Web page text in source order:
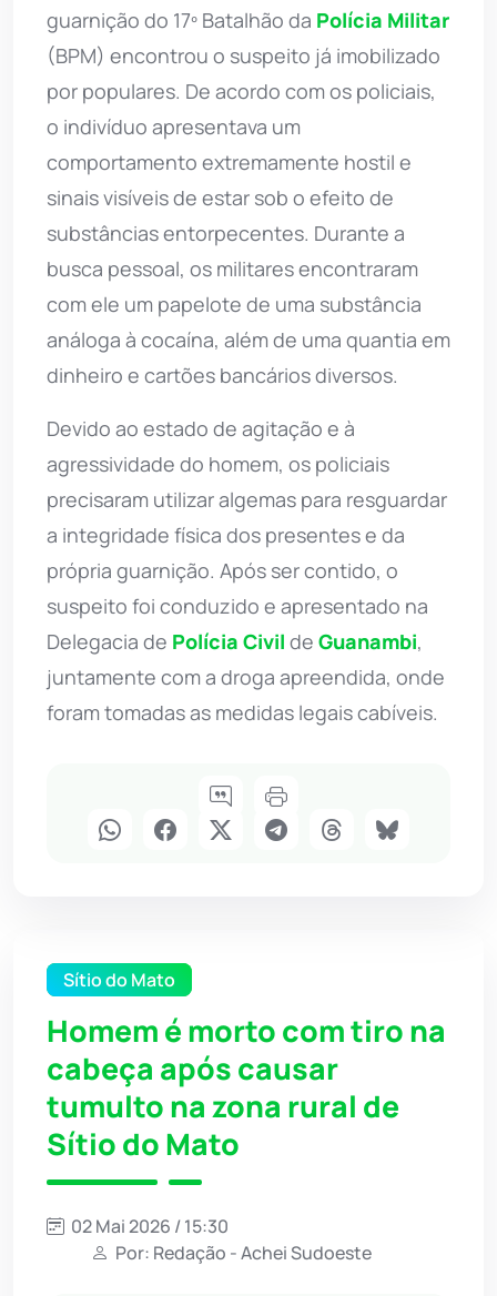
guarnição do 17º Batalhão da Polícia Militar
(BPM) encontrou o suspeito já imobilizado
por populares. De acordo com os policiais,
o indivíduo apresentava um
comportamento extremamente hostil e
sinais visíveis de estar sob o efeito de
substâncias entorpecentes. Durante a
busca pessoal, os militares encontraram
com ele um papelote de uma substância
análoga à cocaína, além de uma quantia em
dinheiro e cartões bancários diversos.
Devido ao estado de agitação e à
agressividade do homem, os policiais
precisaram utilizar algemas para resguardar
a integridade física dos presentes e da
própria guarnição. Após ser contido, o
suspeito foi conduzido e apresentado na
Delegacia de Polícia Civil de Guanambi,
juntamente com a droga apreendida, onde
foram tomadas as medidas legais cabíveis.
Sítio do Mato
Homem é morto com tiro na
cabeça após causar
tumulto na zona rural de
Sítio do Mato
02 Mai 2026 / 15:30
Por: Redação - Achei Sudoeste